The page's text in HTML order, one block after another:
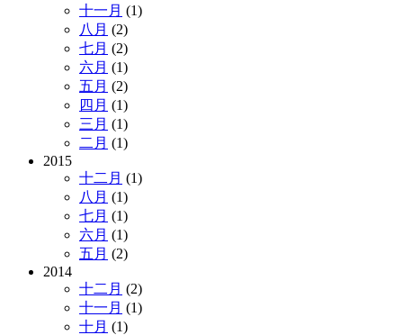
十一月 (1)
八月 (2)
七月 (2)
六月 (1)
五月 (2)
四月 (1)
三月 (1)
二月 (1)
2015
十二月 (1)
八月 (1)
七月 (1)
六月 (1)
五月 (2)
2014
十二月 (2)
十一月 (1)
十月 (1)